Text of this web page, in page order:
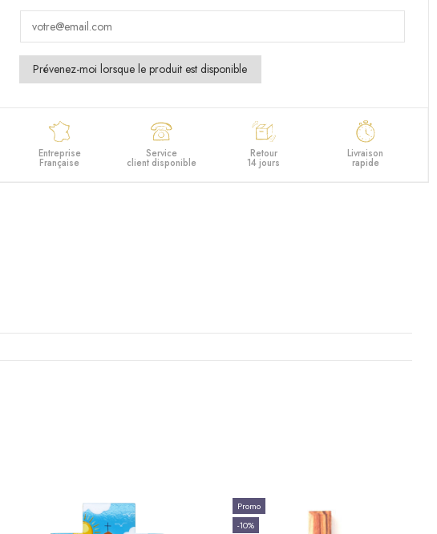
Entreprise
Française
Service
client disponible
Retour
14 jours
Livraison
rapide
Promo
-10%